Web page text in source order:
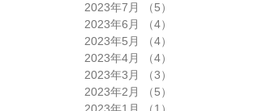
2023年7月
（5）
2023年6月
（4）
2023年5月
（4）
2023年4月
（4）
2023年3月
（3）
2023年2月
（5）